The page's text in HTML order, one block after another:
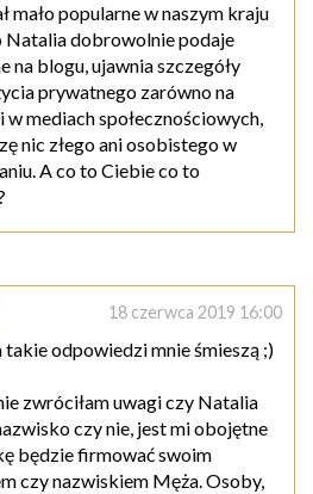
mało popularne w naszym kraju
Natalia dobrowolnie podaje
na blogu, ujawnia szczegóły
prywatnego zarówno na
w mediach społecznościowych,
nic złego ani osobistego w
A co to Ciebie co to
18 czerwca 2019 16:00
takie odpowiedzi mnie śmieszą ;)
zwróciłam uwagi czy Natalia
czy nie, jest mi obojętne
będzie firmować swoim
czy nazwiskiem Męża. Osoby,